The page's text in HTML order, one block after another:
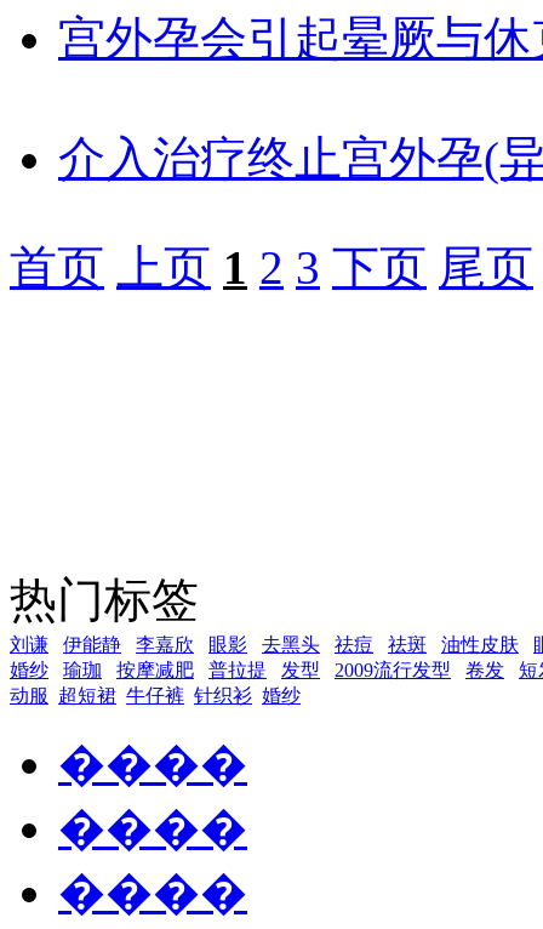
宫外孕会引起晕厥与休
介入治疗终止宫外孕(
首页 上页 1 2 3 下页 尾页
热门标签
刘谦 伊能静 李嘉欣 眼影 去黑头 祛痘 祛斑 油性皮肤
婚纱
瑜珈 按摩减肥 普拉提 发型 2009流行发型 卷发
短
动服
超短裙 牛仔裤 针织衫 婚纱
����
����
����